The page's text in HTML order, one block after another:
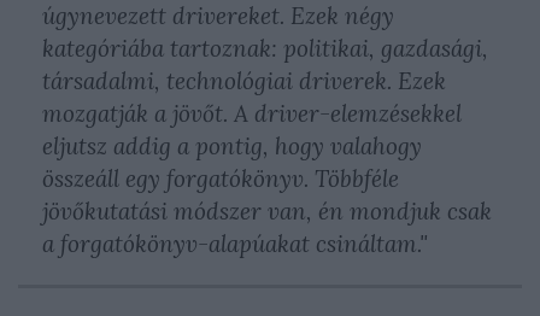
úgynevezett drivereket. Ezek négy
kategóriába tartoznak: politikai, gazdasági,
társadalmi, technológiai driverek. Ezek
mozgatják a jövőt. A driver-elemzésekkel
eljutsz addig a pontig, hogy valahogy
összeáll egy forgatókönyv. Többféle
jövőkutatási módszer van, én mondjuk csak
a forgatókönyv-alapúakat csináltam."